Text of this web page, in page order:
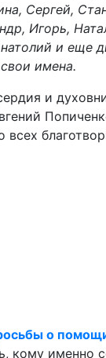
Сергей,
Игорь,
и еще
имена.
и
всех
о
кому именно